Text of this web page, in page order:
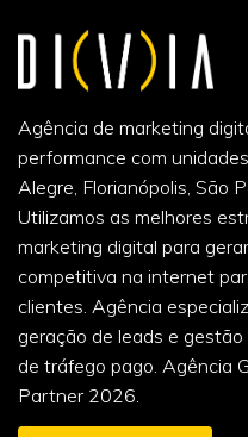
Agência de marketing
performance com
Alegre, Florianópolis, São
Utilizamos as melhores
marketing digital para
competitiva na internet
clientes. Agência
geração de leads e
de tráfego pago. Agência
Partner 2026.